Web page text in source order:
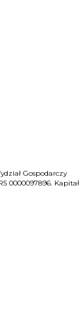
Gospodarczy
0000097896. Kapitał